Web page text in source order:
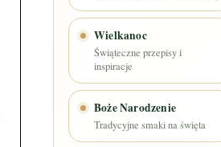
Wielkanoc
Świąteczne przepisy i
inspiracje
Boże Narodzenie
Tradycyjne smaki na święta